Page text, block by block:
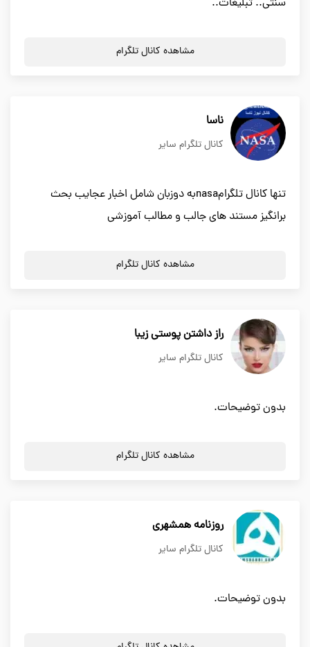
سنتی.. تبلیغات..
مشاهده کانال تلگرام
ناسا
کانال تلگرام سایر
تنها کانال تلگرامnasaبه دوزبان شامل اخبار عجایب بحث
برانگیز مستند های جالب و مطالب آموزشی
مشاهده کانال تلگرام
راز داشتن پوستی زیبا
کانال تلگرام سایر
بدون توضیحات.
مشاهده کانال تلگرام
روزنامه همشهری
کانال تلگرام سایر
بدون توضیحات.